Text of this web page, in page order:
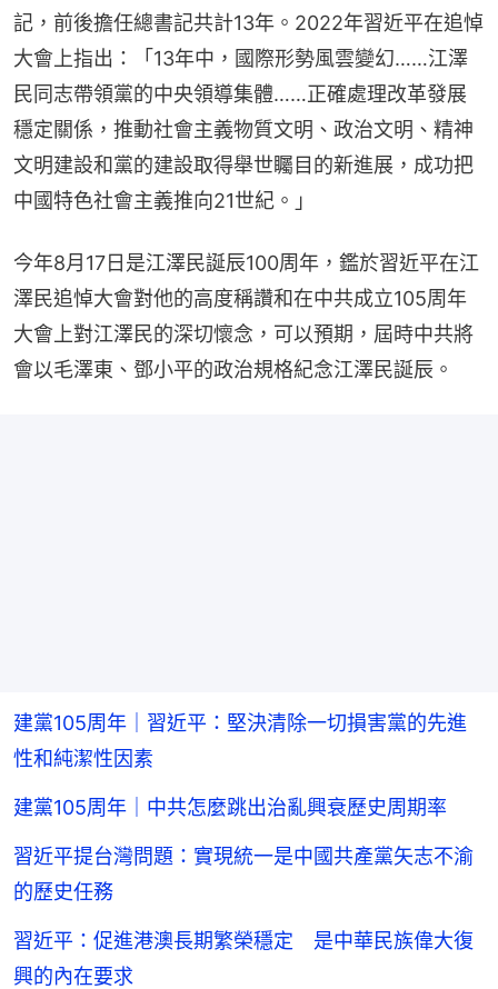
記，前後擔任總書記共計13年。2022年習近平在追悼
大會上指出：「13年中，國際形勢風雲變幻……江澤
民同志帶領黨的中央領導集體……正確處理改革發展
穩定關係，推動社會主義物質文明、政治文明、精神
文明建設和黨的建設取得舉世矚目的新進展，成功把
中國特色社會主義推向21世紀。」
今年8月17日是江澤民誕辰100周年，鑑於習近平在江
澤民追悼大會對他的高度稱讚和在中共成立105周年
大會上對江澤民的深切懷念，可以預期，屆時中共將
會以毛澤東、鄧小平的政治規格紀念江澤民誕辰。
建黨105周年｜習近平：堅決清除一切損害黨的先進
性和純潔性因素
建黨105周年｜中共怎麼跳出治亂興衰歷史周期率
習近平提台灣問題：實現統一是中國共產黨矢志不渝
的歷史任務
習近平：促進港澳長期繁榮穩定 是中華民族偉大復
興的內在要求